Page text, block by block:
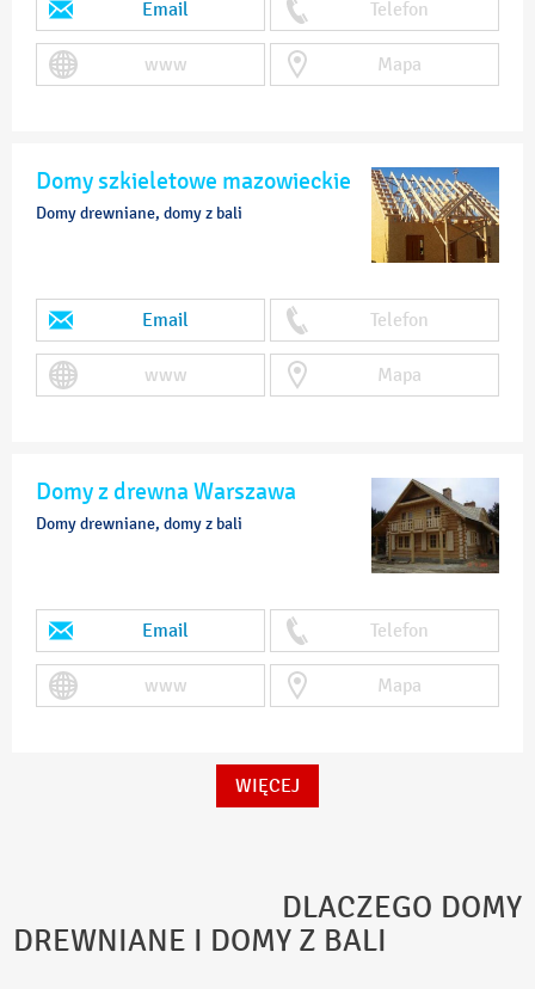
Email Telefon
www Mapa
Domy szkieletowe mazowieckie
Domy drewniane, domy z bali
Email Telefon
www Mapa
Domy z drewna Warszawa
Domy drewniane, domy z bali
Email Telefon
www Mapa
WIĘCEJ
DLACZEGO DOMY
DREWNIANE I DOMY Z BALI